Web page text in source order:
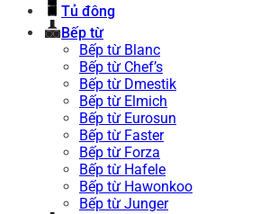
Tủ đông
Bếp từ
Bếp từ Blanc
Bếp từ Chef’s
Bếp từ Dmestik
Bếp từ Elmich
Bếp từ Eurosun
Bếp từ Faster
Bếp từ Forza
Bếp từ Hafele
Bếp từ Hawonkoo
Bếp từ Junger